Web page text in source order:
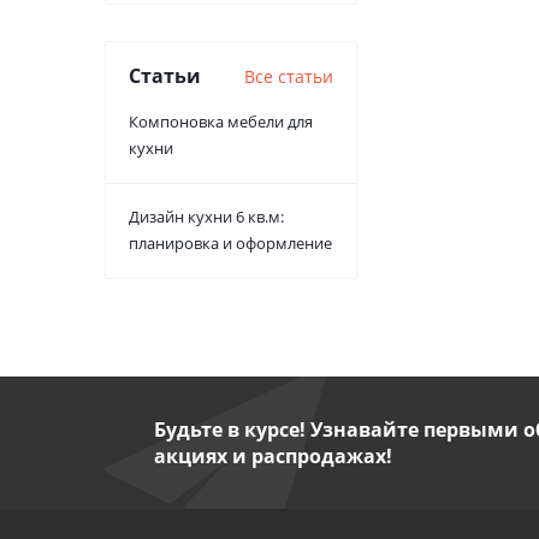
Статьи Все статьи
Компоновка мебели для
кухни
Дизайн кухни 6 кв.м:
планировка и оформление
Будьте в курсе! Узнавайте первыми
акциях и распродажах!